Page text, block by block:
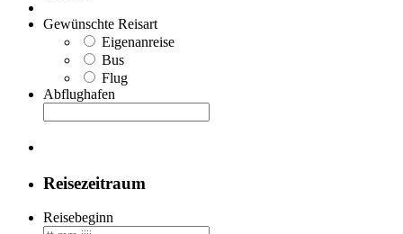
Gewünschte Reisart
Eigenanreise
Bus
Flug
Abflughafen
Reisezeitraum
Reisebeginn